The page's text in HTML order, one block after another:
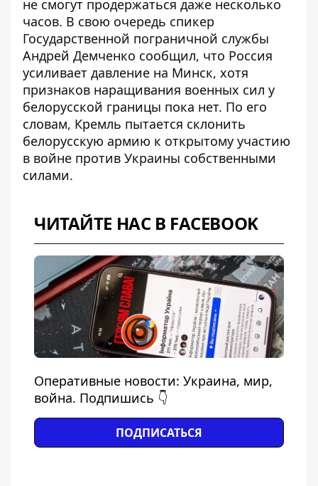
не смогут продержаться даже несколько
часов. В свою очередь спикер
Государственной пограничной службы
Андрей Демченко сообщил, что Россия
усиливает давление на Минск, хотя
признаков наращивания военных сил у
белорусской границы пока нет. По его
словам, Кремль пытается склонить
белорусскую армию к открытому участию
в войне против Украины собственными
силами.
ЧИТАЙТЕ НАС В FACEBOOK
Оперативные новости: Украина, мир,
война. Подпишись 👇
ПОДПИСАТЬСЯ